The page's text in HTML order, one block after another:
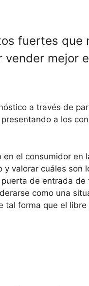
fuertes que
mejor
a través de
a los
en el consumidor
valorar cuáles son
de entrada
como una
tal forma que el